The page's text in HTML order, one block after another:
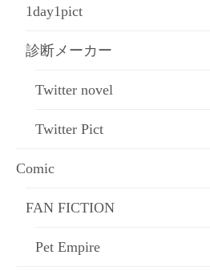
1day1pict
診断メーカー
Twitter novel
Twitter Pict
Comic
FAN FICTION
Pet Empire